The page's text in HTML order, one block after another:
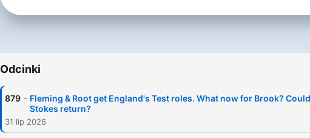
to NOW here:
sky-sports?
•Listen to every episode of
Odcinki
879 - Fleming & Root get England's Test roles. What now for Brook? Could
Stokes return?
31 lip 2026